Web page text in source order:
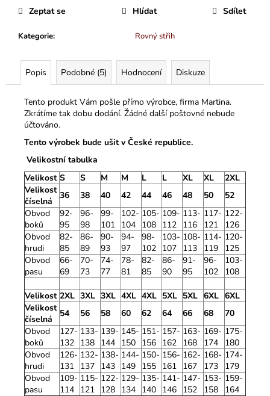
Kategorie: Rovný střih
Zeptat se Hlídat Sdílet
Popis Podobné (5) Hodnocení Diskuze
Tento produkt Vám pošle přímo výrobce, firma Martina.
Zkrátíme tak dobu dodání. Žádné další poštovné nebude
účtováno.
Tento výrobek bude ušit v České republice.
Velikostní tabulka
Velikost S S M M L L XL XL
2XL
Velikost
číselná
36 38 40 42 44 46 48 50
52
Obvod
boků
92-
95
96-
98
99-
101
102-
104
105-
108
109-
112
113-
116
117-
121
122-
126
Obvod
hrudi
82-
85
86-
89
90-
93
94-
97
98-
102
103-
107
108-
113
114-
119
120-
125
Obvod
pasu
66-
69
70-
73
74-
77
78-
81
82-
85
86-
90
91-
95
96-
102
103-
108
Velikost 2XL 3XL 3XL 4XL 4XL 5XL 5XL 6XL 6XL
Velikost
číselná
54 56 58 60 62 64 66 68
70
Obvod
boků
127-
132
133-
138
139-
144
145-
150
151-
156
157-
162
163-
168
169-
174
175-
180
Obvod
hrudi
126-
131
132-
137
138-
143
144-
149
150-
155
156-
161
162-
167
168-
173
174-
179
Obvod
pasu
109-
114
115-
121
122-
128
129-
134
135-
140
141-
146
147-
152
153-
158
159-
164